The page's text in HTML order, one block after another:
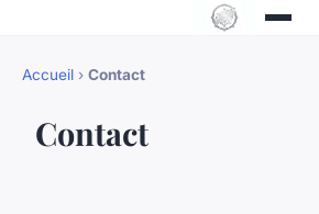
Accueil › Contact
Contact